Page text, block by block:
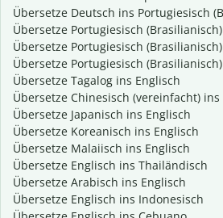
Übersetze Deutsch ins Portugiesisch
Übersetze Portugiesisch
Übersetze Portugiesisch
Übersetze Portugiesisch
Übersetze Tagalog ins Englisch
Übersetze Chinesisch (vereinfacht) ins
Übersetze Japanisch ins Englisch
Übersetze Koreanisch ins Englisch
Übersetze Malaiisch ins Englisch
Übersetze Englisch ins Thailändisch
Übersetze Arabisch ins Englisch
Übersetze Englisch ins Indonesisch